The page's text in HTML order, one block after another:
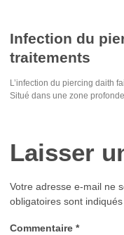
Infection du
traitements
L’infection du piercing daith
Situé dans une zone
Laisser
Votre adresse e-mail ne
obligatoires sont
Commentaire *